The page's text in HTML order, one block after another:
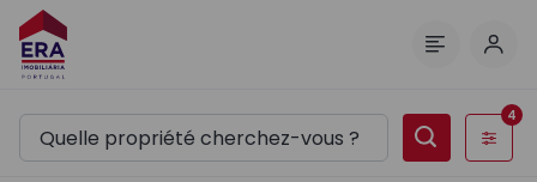
Filtres
4